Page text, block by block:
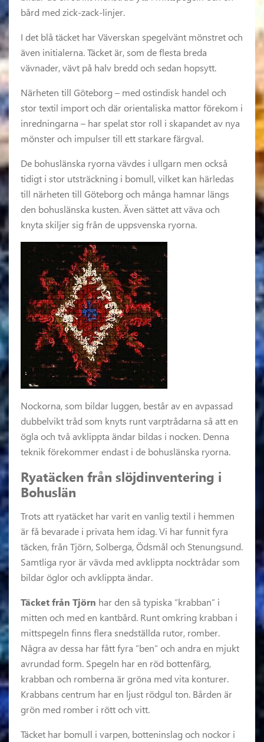
bård med zick-zack-linjer.
I det blå täcket har Väverskan spegelvänt mönstret och
även initialerna. Täcket är, som de flesta breda
vävnader, vävt på halv bredd och sedan hopsytt.
Närheten till Göteborg – med ostindisk handel och
stor textil import och där orientaliska mattor förekom i
inredningarna – har spelat stor roll i skapandet av nya
mönster och impulser till ett starkare färgval.
De bohuslänska ryorna vävdes i ullgarn men också
tidigt i stor utsträckning i bomull, vilket kan härledas
till närheten till Göteborg och många hamnar längs
den bohuslänska kusten. Även sättet att väva och
knyta skiljer sig från de uppsvenska ryorna.
Nockorna, som bildar luggen, består av en avpassad
dubbelvikt tråd som knyts runt varptrådarna så att en
ögla och två avklippta ändar bildas i nocken. Denna
teknik förekommer endast i de bohuslänska ryorna.
Ryatäcken från slöjdinventering i
Bohuslän
Trots att ryatäcket har varit en vanlig textil i hemmen
är få bevarade i privata hem idag. Vi har funnit fyra
täcken, från Tjörn, Solberga, Ödsmål och Stenungsund.
Samtliga ryor är vävda med avklippta nocktrådar som
bildar öglor och avklippta ändar.
Täcket från Tjörn har den så typiska ”krabban” i
mitten och med en kantbård. Runt omkring krabban i
mittspegeln finns flera snedställda rutor, romber.
Några av dessa har fått fyra ”ben” och andra en mjukt
avrundad form. Spegeln har en röd bottenfärg,
krabban och romberna är gröna med vita konturer.
Krabbans centrum har en ljust rödgul ton. Bården är
grön med romber i rött och vitt.
Täcket har bomull i varpen, botteninslag och nockor i